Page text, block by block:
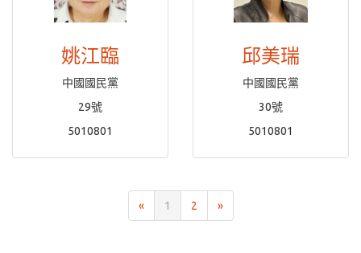
姚江臨
中國國民黨
29號
5010801
邱美瑞
中國國民黨
30號
5010801
« 1 2 »